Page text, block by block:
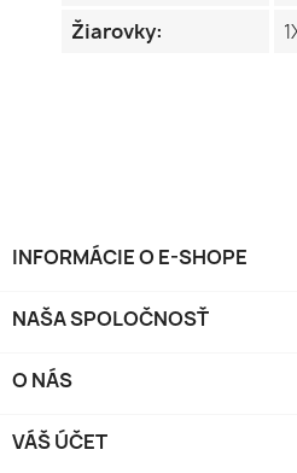
Žiarovky:
INFORMÁCIE O E-SHOPE
NAŠA SPOLOČNOSŤ
O NÁS
VÁŠ ÚČET